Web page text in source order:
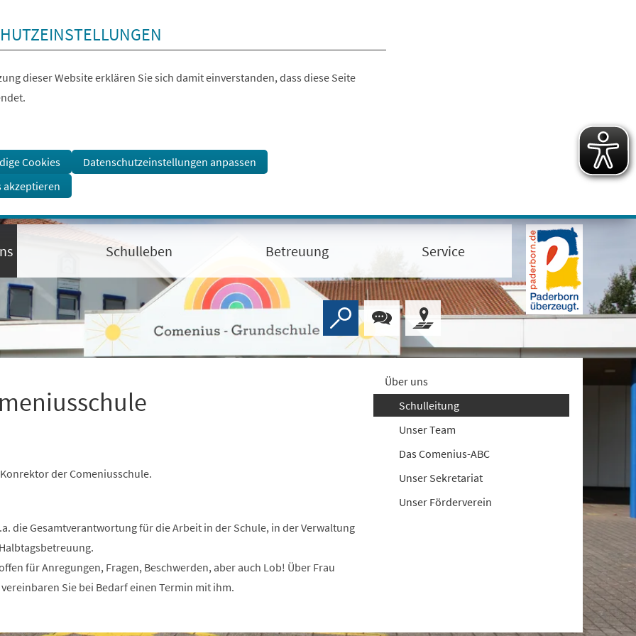
dieser Website erklären Sie sich damit einverstanden, dass diese Seite
Cookies
Datenschutzeinstellungen anpassen
akzeptieren
Schulleben Betreuung Service
der Comeniusschule.
die Gesamtverantwortung für die Arbeit in der Schule, in der Verwaltung
für Anregungen, Fragen, Beschwerden, aber auch Lob! Über Frau
Sie bei Bedarf einen Termin mit ihm.
Über uns
Schulleitung
Unser Team
Das Comenius-ABC
Unser Sekretariat
Unser Förderverein